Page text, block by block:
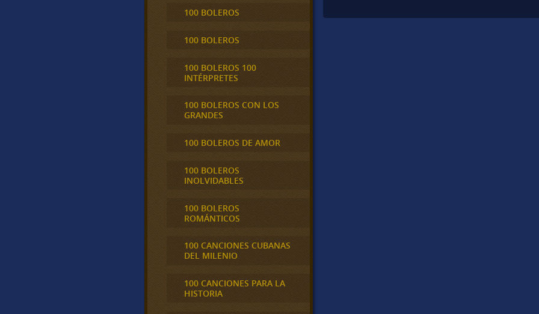
100 BOLEROS
100 BOLEROS
100 BOLEROS 100
INTÉRPRETES
100 BOLEROS CON LOS
GRANDES
100 BOLEROS DE AMOR
100 BOLEROS
INOLVIDABLES
100 BOLEROS
ROMÁNTICOS
100 CANCIONES CUBANAS
DEL MILENIO
100 CANCIONES PARA LA
HISTORIA